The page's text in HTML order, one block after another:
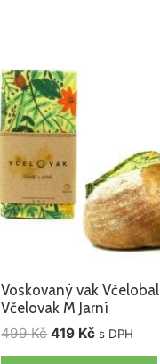
Voskovaný vak Včelobal
Včelovak M Jarní
499Kč
499 Kč.
419 Kč s DPH